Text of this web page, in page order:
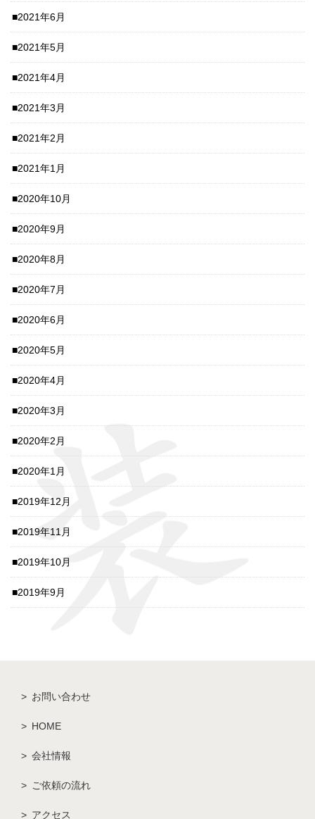
2021年6月
2021年5月
2021年4月
2021年3月
2021年2月
2021年1月
2020年10月
2020年9月
2020年8月
2020年7月
2020年6月
2020年5月
2020年4月
2020年3月
2020年2月
2020年1月
2019年12月
2019年11月
2019年10月
2019年9月
お問い合わせ
HOME
会社情報
ご依頼の流れ
アクセス